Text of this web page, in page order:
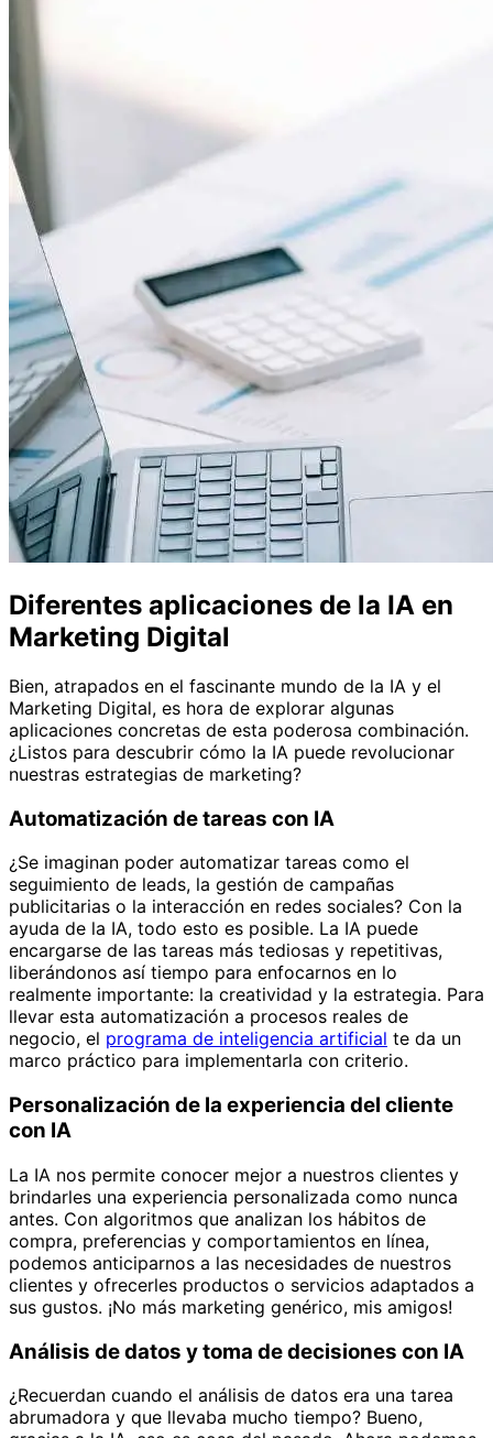
Diferentes aplicaciones de la IA en
Marketing Digital
Bien, atrapados en el fascinante mundo de la IA y el
Marketing Digital, es hora de explorar algunas
aplicaciones concretas de esta poderosa combinación.
¿Listos para descubrir cómo la IA puede revolucionar
nuestras estrategias de marketing?
Automatización de tareas con IA
¿Se imaginan poder automatizar tareas como el
seguimiento de leads, la gestión de campañas
publicitarias o la interacción en redes sociales? Con la
ayuda de la IA, todo esto es posible. La IA puede
encargarse de las tareas más tediosas y repetitivas,
liberándonos así tiempo para enfocarnos en lo
realmente importante: la creatividad y la estrategia. Para
llevar esta automatización a procesos reales de
negocio, el programa de inteligencia artificial te da un
marco práctico para implementarla con criterio.
Personalización de la experiencia del cliente
con IA
La IA nos permite conocer mejor a nuestros clientes y
brindarles una experiencia personalizada como nunca
antes. Con algoritmos que analizan los hábitos de
compra, preferencias y comportamientos en línea,
podemos anticiparnos a las necesidades de nuestros
clientes y ofrecerles productos o servicios adaptados a
sus gustos. ¡No más marketing genérico, mis amigos!
Análisis de datos y toma de decisiones con IA
¿Recuerdan cuando el análisis de datos era una tarea
abrumadora y que llevaba mucho tiempo? Bueno,